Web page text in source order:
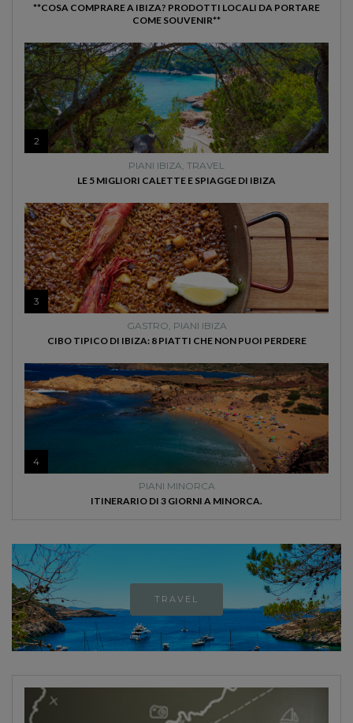
**COSA COMPRARE A IBIZA? PRODOTTI LOCALI DA PORTARE
COME SOUVENIR**
2
PIANI IBIZA TRAVEL
LE 5 MIGLIORI CALETTE E SPIAGGE DI IBIZA
3
GASTRO PIANI IBIZA
CIBO TIPICO DI IBIZA: 8 PIATTI CHE NON PUOI PERDERE
4
PIANI MINORCA
ITINERARIO DI 3 GIORNI A MINORCA.
TRAVEL